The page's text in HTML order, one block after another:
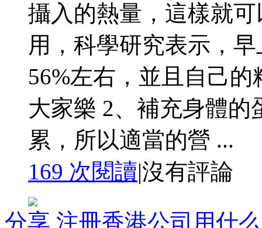
攝入的熱量，這樣就
用，科學研究表示，
56%左右，並且自己
大家樂 2、補充身體
累，所以適當的營 ...
169 次閱讀|沒有評論
分享 注冊香港公司用什